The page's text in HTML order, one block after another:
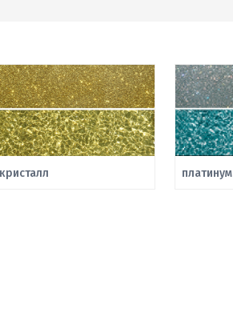
кристалл платинум